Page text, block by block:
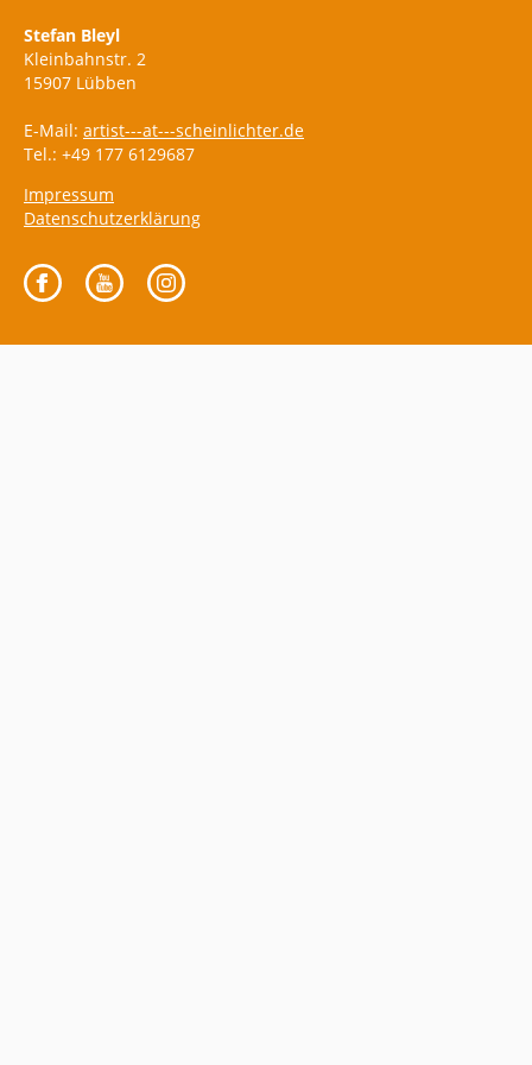
Stefan Bleyl
Kleinbahnstr. 2
15907 Lübben
E-Mail: artist---at---scheinlichter.de
Tel.: +49 177 6129687
Impressum
Datenschutzerklärung